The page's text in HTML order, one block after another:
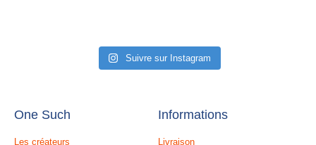
Suivre sur Instagram
One Such
Les créateurs
Informations
Livraison